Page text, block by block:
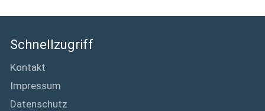
Schnellzugriff
Kontakt
Impressum
Datenschutz